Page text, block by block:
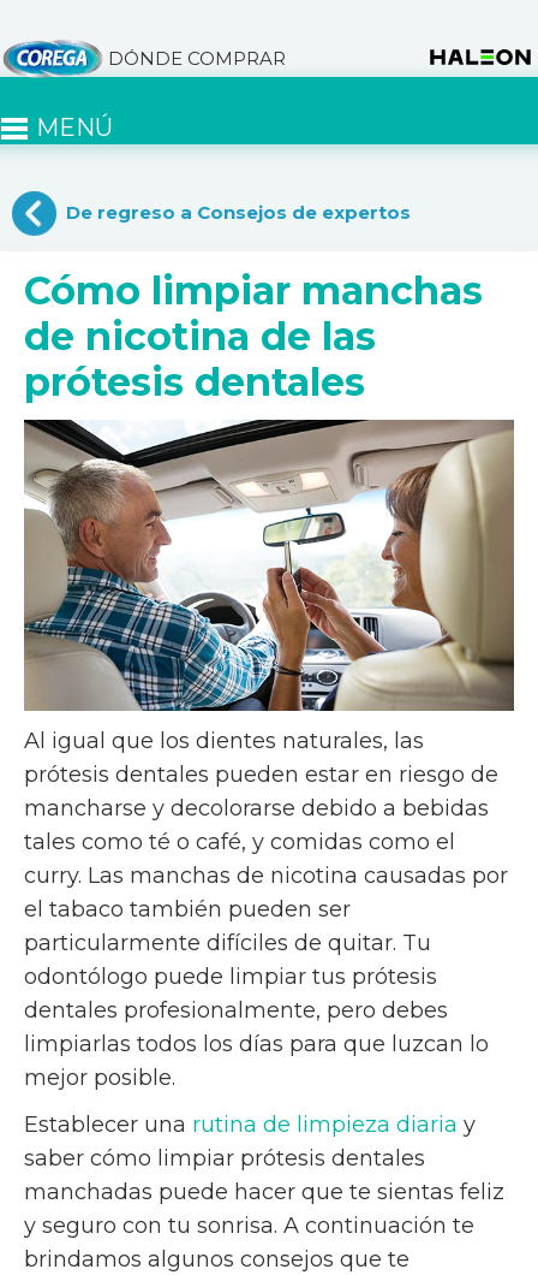
DÓNDE COMPRAR
MENÚ
De regreso a Consejos de expertos
Cómo limpiar manchas
de nicotina de las
prótesis dentales
Al igual que los dientes naturales, las
prótesis dentales pueden estar en riesgo de
mancharse y decolorarse debido a bebidas
tales como té o café, y comidas como el
curry. Las manchas de nicotina causadas por
el tabaco también pueden ser
particularmente difíciles de quitar. Tu
odontólogo puede limpiar tus prótesis
dentales profesionalmente, pero debes
limpiarlas todos los días para que luzcan lo
mejor posible.
Establecer una rutina de limpieza diaria y
saber cómo limpiar prótesis dentales
manchadas puede hacer que te sientas feliz
y seguro con tu sonrisa. A continuación te
brindamos algunos consejos que te